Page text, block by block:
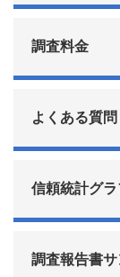
調査料金
よくある質問
信頼統計グラ
調査報告書